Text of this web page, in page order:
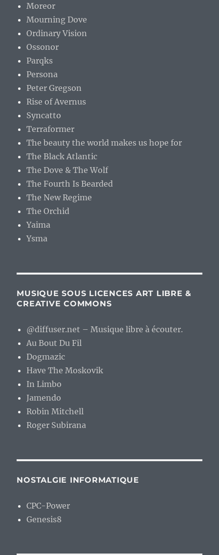
Moreor
Mourning Dove
Ordinary Vision
Ossonor
Parqks
Persona
Peter Gregson
Rise of Avernus
Syncatto
Terraformer
The beauty the world makes us hope for
The Black Atlantic
The Dove & The Wolf
The Fourth Is Bearded
The New Regime
The Orchid
Yaima
Ysma
MUSIQUE SOUS LICENCES ART LIBRE &
CREATIVE COMMONS
@diffuser.net – Musique libre à écouter.
Au Bout Du Fil
Dogmazic
Have The Moskovik
In Limbo
Jamendo
Robin Mitchell
Roger Subirana
NOSTALGIE INFORMATIQUE
CPC-Power
Genesis8